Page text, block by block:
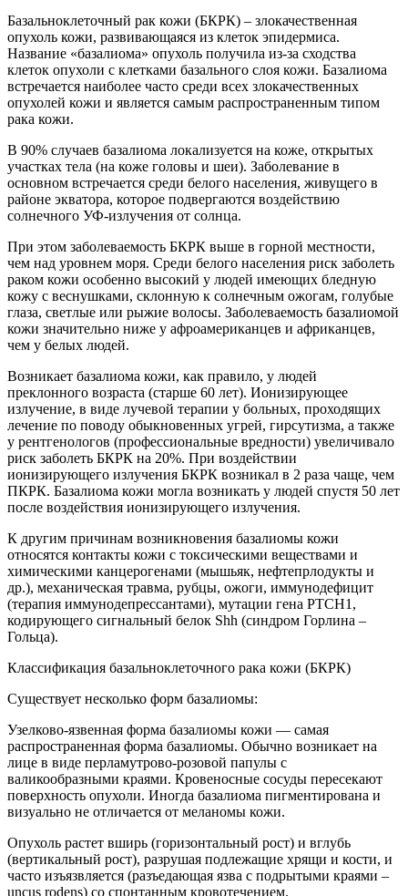
Базальноклеточный рак кожи (БКРК) – злокачественная
опухоль кожи, развивающаяся из клеток эпидермиса.
Название «базалиома» опухоль получила из-за сходства
клеток опухоли с клетками базального слоя кожи. Базалиома
встречается наиболее часто среди всех злокачественных
опухолей кожи и является самым распространенным типом
рака кожи.
В 90% случаев базалиома локализуется на коже, открытых
участках тела (на коже головы и шеи). Заболевание в
основном встречается среди белого населения, живущего в
районе экватора, которое подвергаются воздействию
солнечного УФ-излучения от солнца.
При этом заболеваемость БКРК выше в горной местности,
чем над уровнем моря. Среди белого населения риск заболеть
раком кожи особенно высокий у людей имеющих бледную
кожу с веснушками, склонную к солнечным ожогам, голубые
глаза, светлые или рыжие волосы. Заболеваемость базалиомой
кожи значительно ниже у афроамериканцев и африканцев,
чем у белых людей.
Возникает базалиома кожи, как правило, у людей
преклонного возраста (старше 60 лет). Ионизирующее
излучение, в виде лучевой терапии у больных, проходящих
лечение по поводу обыкновенных угрей, гирсутизма, а также
у рентгенологов (профессиональные вредности) увеличивало
риск заболеть БКРК на 20%. При воздействии
ионизирующего излучения БКРК возникал в 2 раза чаще, чем
ПКРК. Базалиома кожи могла возникать у людей спустя 50 лет
после воздействия ионизирующего излучения.
К другим причинам возникновения базалиомы кожи
относятся контакты кожи с токсическими веществами и
химическими канцерогенами (мышьяк, нефтепрлодукты и
др.), механическая травма, рубцы, ожоги, иммунодефицит
(терапия иммунодепрессантами), мутации гена PTCH1,
кодирующего сигнальный белок Shh (синдром Горлина –
Гольца).
Классификация базальноклеточного рака кожи (БКРК)
Существует несколько форм базалиомы:
Узелково-язвенная форма базалиомы кожи — самая
распространенная форма базалиомы. Обычно возникает на
лице в виде перламутрово-розовой папулы с
валикообразными краями. Кровеносные сосуды пересекают
поверхность опухоли. Иногда базалиома пигментирована и
визуально не отличается от меланомы кожи.
Опухоль растет вширь (горизонтальный рост) и вглубь
(вертикальный рост), разрушая подлежащие хрящи и кости, и
часто изъязвляется (разъедающая язва с подрытыми краями –
uncus rodens) со спонтанным кровотечением.